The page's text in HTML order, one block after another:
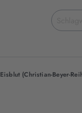
eingeben
Eisblut (Christian-Beyer-